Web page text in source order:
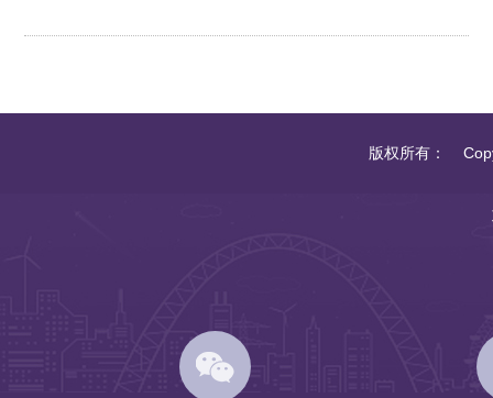
版权所有：